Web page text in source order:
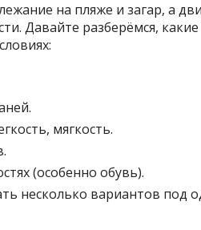
на пляже и загар, а
Давайте разберёмся,
мягкость.
(особенно обувь).
несколько вариантов под